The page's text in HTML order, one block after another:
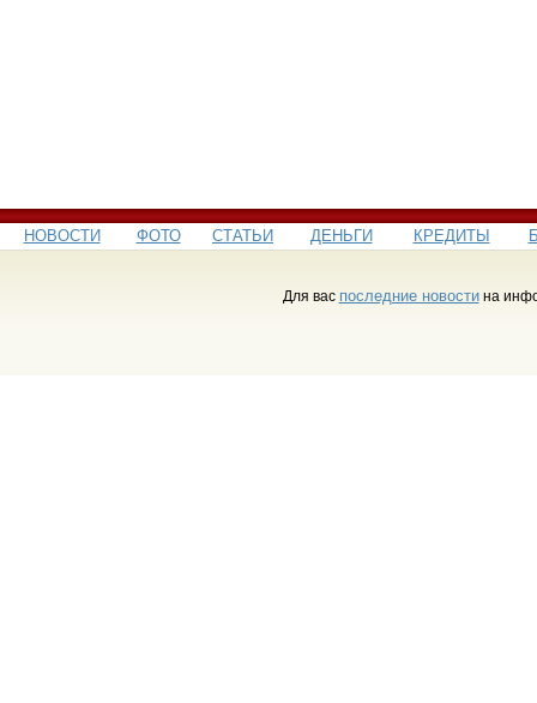
НОВОСТИ ФОТО СТАТЬИ ДЕНЬГИ КРЕДИТЫ
Для вас последние новостина